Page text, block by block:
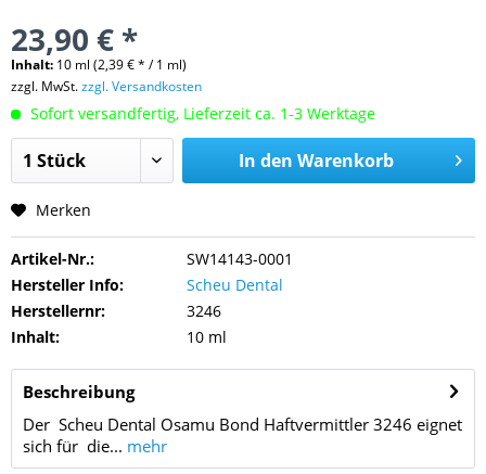
23,90 € *
Inhalt: 10 ml (2,39 € * / 1 ml)
zzgl. MwSt.zzgl. Versandkosten
Sofort versandfertig, Lieferzeit ca. 1-3 Werktage
In den Warenkorb
Merken
Artikel-Nr.:
SW14143-0001
Hersteller Info:
Scheu Dental
Herstellernr:
3246
Inhalt:
10 ml
Beschreibung
Der Scheu Dental Osamu Bond Haftvermittler 3246 eignet
sich für die... mehr